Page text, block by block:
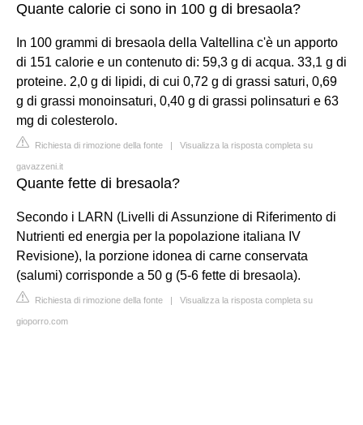
Quante calorie ci sono in 100 g di bresaola?
In 100 grammi di bresaola della Valtellina c'è un apporto
di 151 calorie e un contenuto di: 59,3 g di acqua. 33,1 g di
proteine. 2,0 g di lipidi, di cui 0,72 g di grassi saturi, 0,69
g di grassi monoinsaturi, 0,40 g di grassi polinsaturi e 63
mg di colesterolo.
Richiesta di rimozione della fonte | Visualizza la risposta completa su
gavazzeni.it
Quante fette di bresaola?
Secondo i LARN (Livelli di Assunzione di Riferimento di
Nutrienti ed energia per la popolazione italiana IV
Revisione), la porzione idonea di carne conservata
(salumi) corrisponde a 50 g (5-6 fette di bresaola).
Richiesta di rimozione della fonte | Visualizza la risposta completa su
gioporro.com